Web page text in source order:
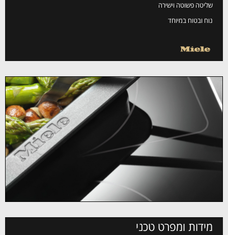
שליטה פשוטה וישירה
נוח ובטוח במיוחד
מידות ומפרט טכני